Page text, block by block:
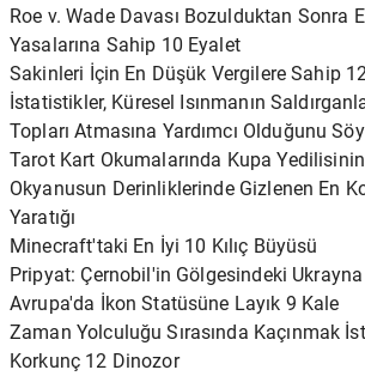
Roe v. Wade Davası Bozulduktan Sonra
Yasalarına Sahip 10 Eyalet
Sakinleri İçin En Düşük Vergilere Sahip
İstatistikler, Küresel Isınmanın
Topları Atmasına Yardımcı Olduğunu
Tarot Kart Okumalarında Kupa
Okyanusun Derinliklerinde Gizlenen En
Yaratığı
Minecraft'taki En İyi 10 Kılıç Büyüsü
Pripyat: Çernobil'in Gölgesindeki
Avrupa'da İkon Statüsüne Layık 9 Kale
Zaman Yolculuğu Sırasında Kaçınmak
Korkunç 12 Dinozor